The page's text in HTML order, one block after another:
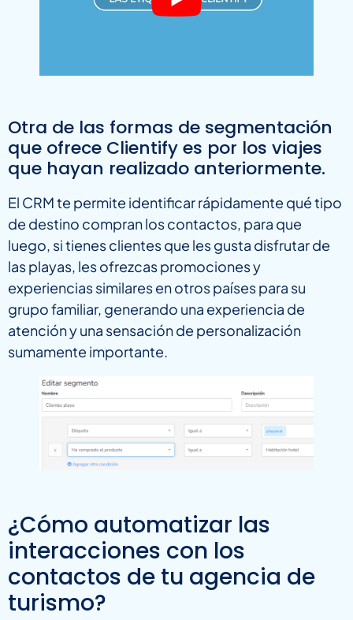
Otra de las formas de segmentación
que ofrece Clientify es por los viajes
que hayan realizado anteriormente.
El CRM te permite identificar rápidamente qué tipo
de destino compran los contactos, para que
luego, si tienes clientes que les gusta disfrutar de
las playas, les ofrezcas promociones y
experiencias similares en otros países para su
grupo familiar, generando una experiencia de
atención y una sensación de personalización
sumamente importante.
¿Cómo automatizar las
interacciones con los
contactos de tu agencia de
turismo?